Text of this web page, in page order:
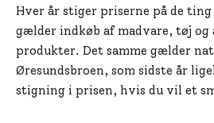
Hver år stiger priserne på de
gælder indkøb af madvare, tøj og
produkter. Det samme gælder
Øresundsbroen, som sidste år
stigning i prisen, hvis du vil et